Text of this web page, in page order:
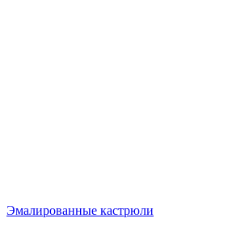
Эмалированные кастрюли